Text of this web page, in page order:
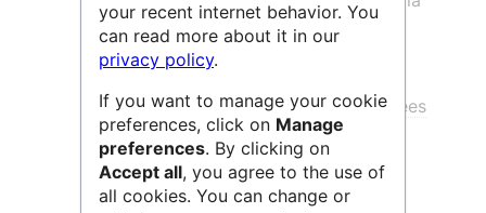
science ouverte
Plan de gestion de données
Données de recherche etmétadonnées
Identifiants pérennes
Entrepôt et partage de données
your recent internet behavior. You
can read more about it in our
privacy policy.
If you want to manage your cookie
preferences, click on Manage
preferences. By clicking on
Accept all, you agree to the use of
all cookies. You can change or